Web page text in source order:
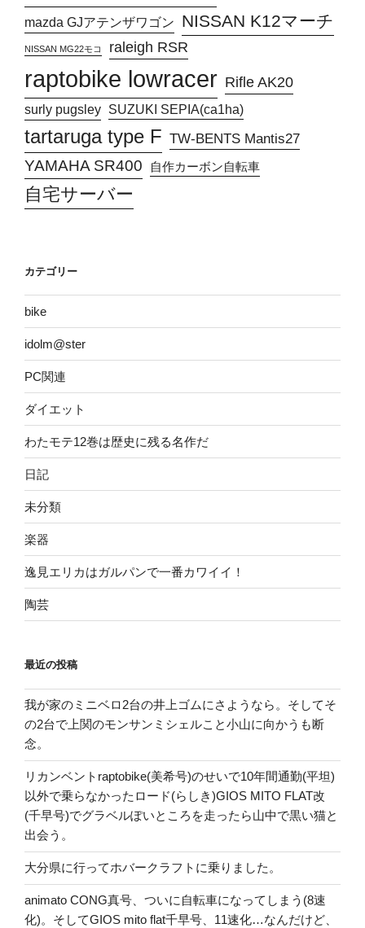
mazda GJアテンザワゴン NISSAN K12マーチ
NISSAN MG22モコ raleigh RSR
raptobike lowracer Rifle AK20
surly pugsley SUZUKI SEPIA(ca1ha)
tartaruga type F TW-BENTS Mantis27
YAMAHA SR400 自作カーボン自転車
自宅サーバー
カテゴリー
bike
idolm@ster
PC関連
ダイエット
わたモテ12巻は歴史に残る名作だ
日記
未分類
楽器
逸見エリカはガルパンで一番カワイイ！
陶芸
最近の投稿
我が家のミニベロ2台の井上ゴムにさようなら。そしてそ
の2台で上関のモンサンミシェルこと小山に向かうも断
念。
リカンベントraptobike(美希号)のせいで10年間通勤(平坦)
以外で乗らなかったロード(らしき)GIOS MITO FLAT改
(千早号)でグラベルぽいところを走ったら山中で黒い猫と
出会う。
大分県に行ってホバークラフトに乗りました。
animato CONG真号、ついに自転車になってしまう(8速
化)。そしてGIOS mito flat千早号、11速化…なんだけど、